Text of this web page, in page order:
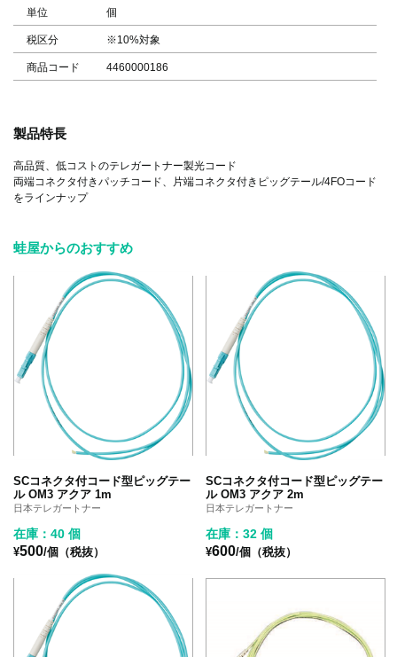
単位 個
税区分 ※10%対象
商品コード 4460000186
製品特長
高品質、低コストのテレガートナー製光コード
両端コネクタ付きパッチコード、片端コネクタ付きピッグテール/4FOコード
をラインナップ
蛙屋からのおすすめ
SCコネクタ付コード型ピッグテー
ル OM3 アクア 1m
日本テレガートナー
在庫：40 個
¥500/個（税抜）
SCコネクタ付コード型ピッグテー
ル OM3 アクア 2m
日本テレガートナー
在庫：32 個
¥600/個（税抜）